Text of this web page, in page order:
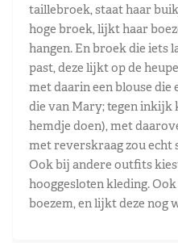
taillebroek, staat haar
hoge broek, lijkt haar
hangen. En broek die iets
past, deze lijkt op de
met daarin een blouse die
die van Mary; tegen inkijk
hemdje doen), met
met reverskraag zou echt
Ook bij andere outfits
hooggesloten kleding.
boezem, en lijkt deze nog